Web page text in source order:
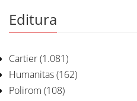
Editura
Cartier(1.081)
Humanitas(162)
Polirom (108)